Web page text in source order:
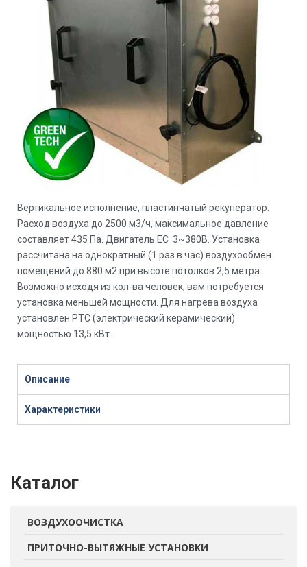
Вертикальное исполнение, пластинчатый рекуператор.
Расход воздуха до 2500 м3/ч, максимальное давление
составляет 435 Па. Двигатель EC 3~380В. Установка
рассчитана на однократный (1 раз в час) воздухообмен
помещений до 880 м2 при высоте потолков 2,5 метра.
Возможно исходя из кол-ва человек, вам потребуется
установка меньшей мощности. Для нагрева воздуха
установлен PTC (электрический керамический)
мощностью 13,5 кВт.
Описание
Характеристики
Каталог
ВОЗДУХООЧИСТКА
ПРИТОЧНО-ВЫТЯЖНЫЕ УСТАНОВКИ